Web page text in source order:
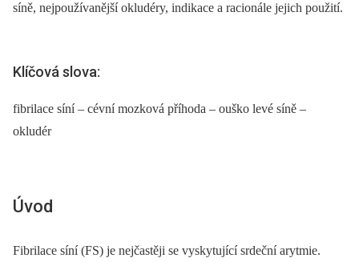
síně, nejpoužívanější okludéry, indikace a racionále jejich použití.
Klíčová slova:
fibrilace síní – cévní mozková příhoda – ouško levé síně –
okludér
Úvod
Fibrilace síní (FS) je nejčastěji se vyskytující srdeční arytmie.